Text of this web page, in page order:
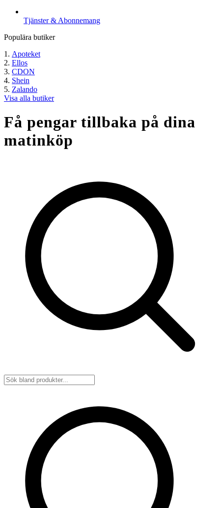
Tjänster & Abonnemang
Populära butiker
Apoteket
Ellos
CDON
Shein
Zalando
Visa alla butiker
Få pengar tillbaka på dina
matinköp